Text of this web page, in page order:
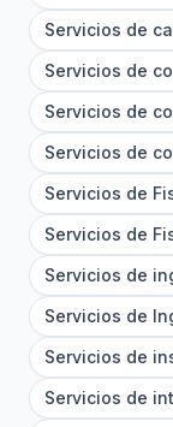
Servicios de
Servicios de
Servicios de
Servicios de
Servicios de
Servicios de
Servicios de
Servicios de
Servicios de
Servicios de